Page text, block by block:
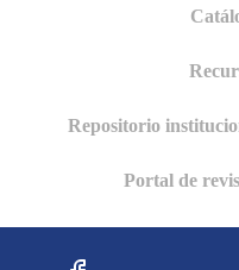
Repositorio
Portal de